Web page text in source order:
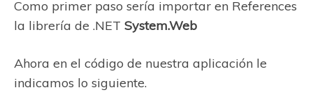
Como primer paso sería importar en References
la librería de .NET System.Web
Ahora en el código de nuestra aplicación le
indicamos lo siguiente.